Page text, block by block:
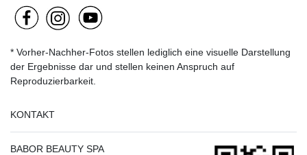
* Vorher-Nachher-Fotos stellen lediglich eine visuelle Darstellung
der Ergebnisse dar und stellen keinen Anspruch auf
Reproduzierbarkeit.
KONTAKT
BABOR BEAUTY SPA